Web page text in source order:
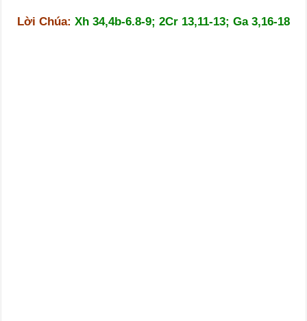
Lời Chúa: Xh 34,4b-6.8-9; 2Cr 13,11-13; Ga 3,16-18